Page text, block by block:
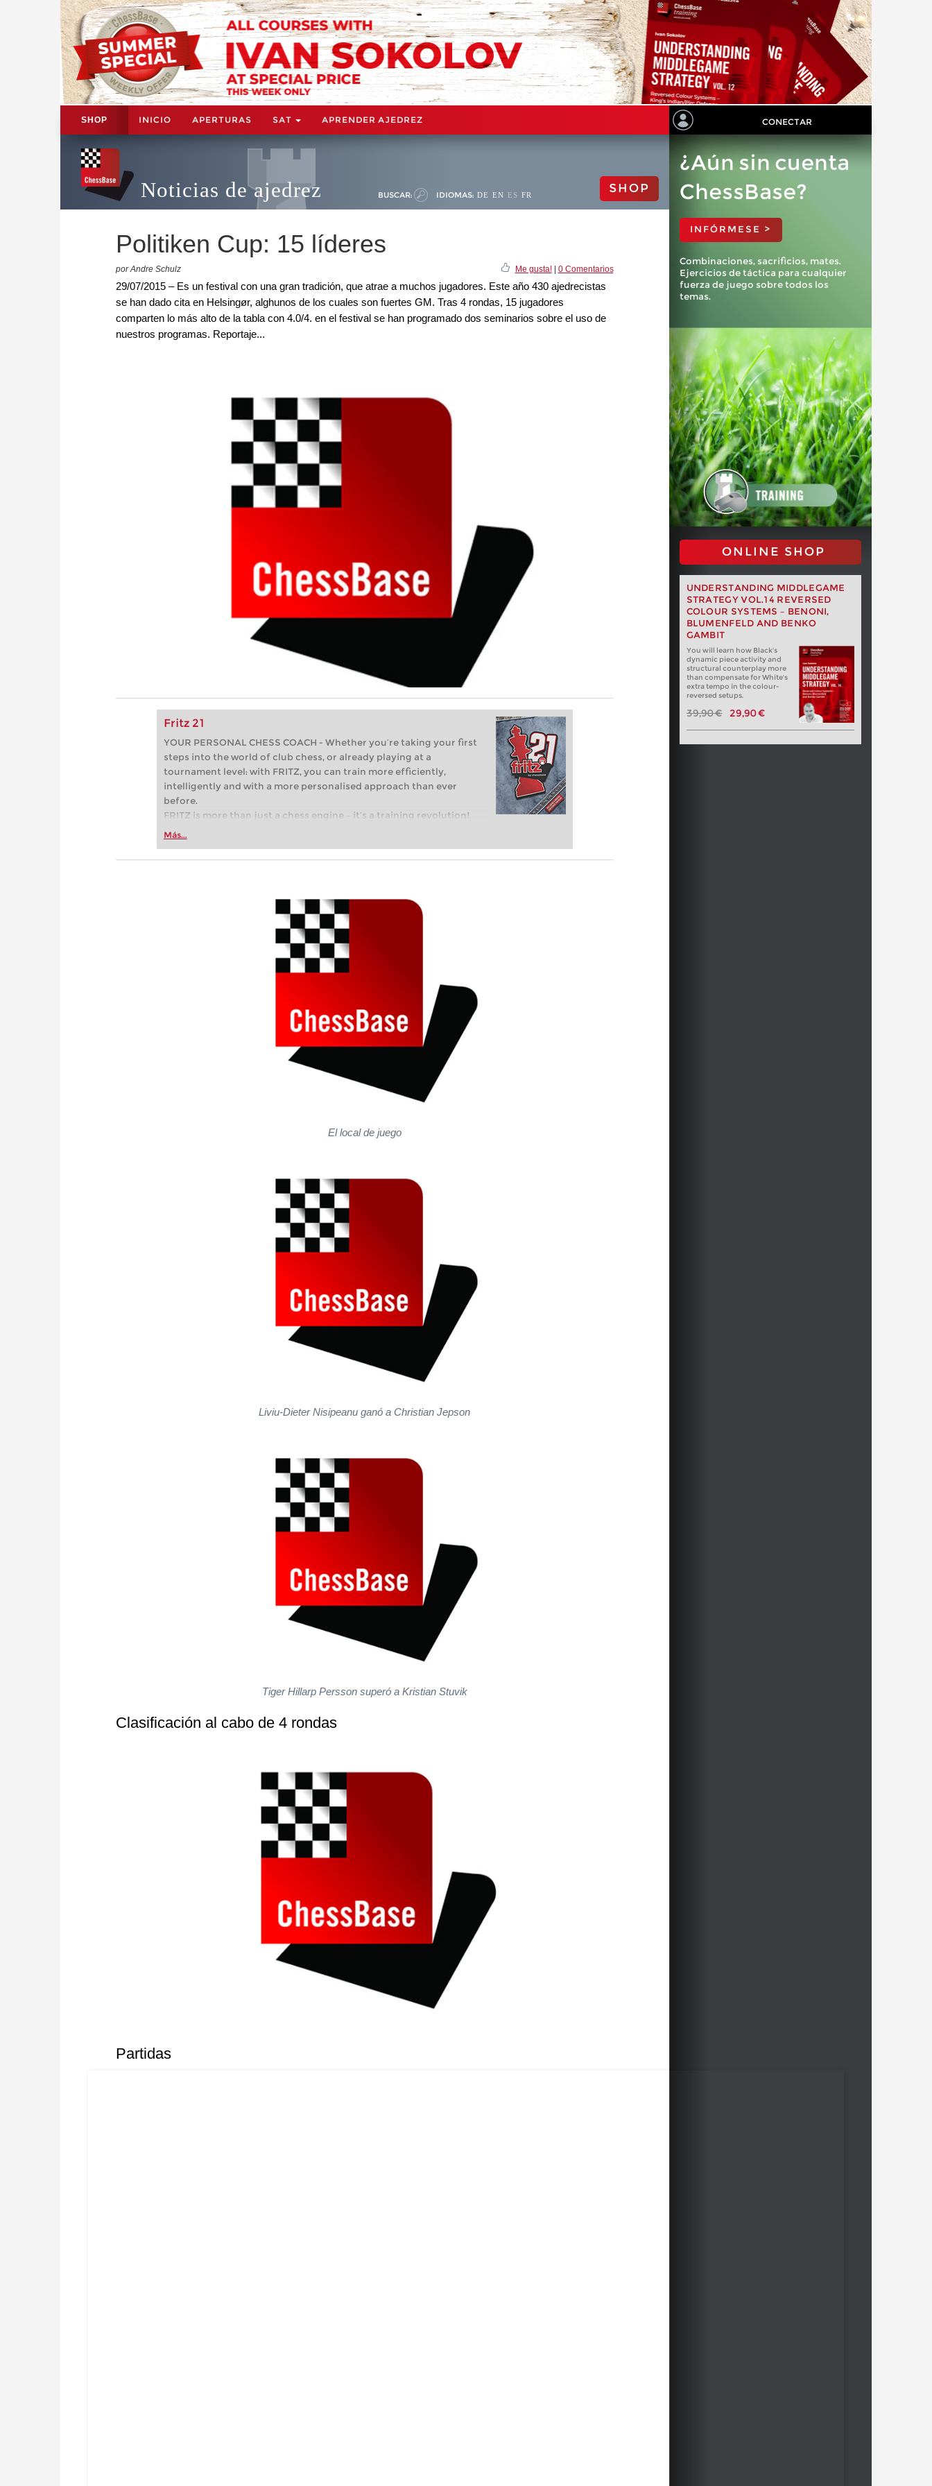
SHOP INICIO APERTURAS SAT APRENDER AJEDREZ CONECTAR
Noticias de ajedrez BUSCAR: IDIOMAS: DE EN ES FR SHOP
Politiken Cup: 15 líderes
por Andre Schulz Me gusta!| 0 Comentarios
29/07/2015 – Es un festival con una gran tradición, que atrae a muchos jugadores. Este año 430 ajedrecistas
se han dado cita en Helsingør, alghunos de los cuales son fuertes GM. Tras 4 rondas, 15 jugadores
comparten lo más alto de la tabla con 4.0/4. en el festival se han programado dos seminarios sobre el uso de
nuestros programas. Reportaje...
Fritz 21
YOUR PERSONAL CHESS COACH - Whether you’re taking your first
steps into the world of club chess, or already playing at a
tournament level: with FRITZ, you can train more efficiently,
intelligently and with a more personalised approach than ever
before.
FRITZ is more than just a chess engine – it’s a training revolution!
Whether you’re taking your first steps into the world of club chess,
more efficiently, intelligently and with a more personalised
Más...
¿Aún sin cuenta
ChessBase?
INFÓRMESE >
Combinaciones, sacrificios, mates.
Ejercicios de táctica para cualquier
fuerza de juego sobre todos los
temas.
ONLINE SHOP
UNDERSTANDING MIDDLEGAME
STRATEGY VOL.14 REVERSED
COLOUR SYSTEMS – BENONI,
BLUMENFELD AND BENKO
GAMBIT
You will learn how Black's
dynamic piece activity and
structural counterplay more
than compensate for White's
extra tempo in the colour-
reversed setups.
39,90 € 29,90 €
El local de juego
Liviu-Dieter Nisipeanu ganó a Christian Jepson
Tiger Hillarp Persson superó a Kristian Stuvik
Clasificación al cabo de 4 rondas
Partidas